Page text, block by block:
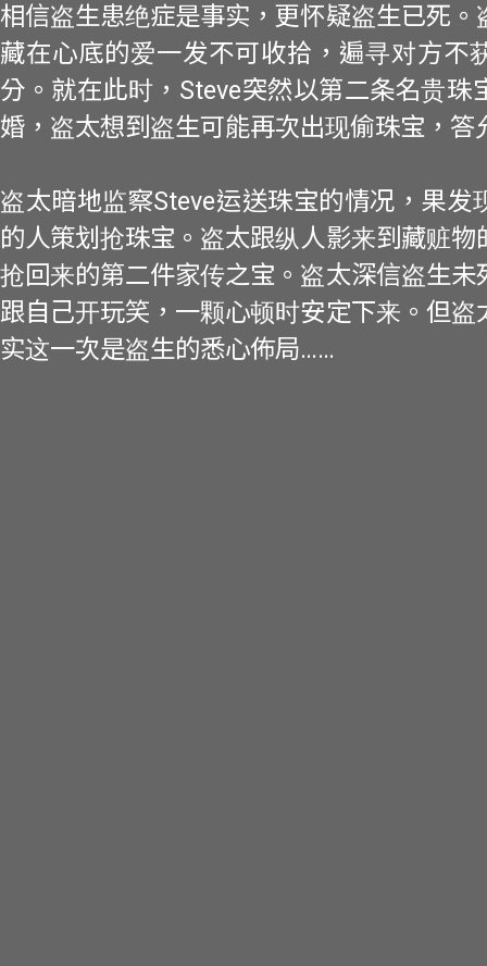
相信盗生患绝症是事实，更怀疑盗生已死。
藏在心底的爱一发不可收拾，遍寻对方不
分。就在此时，Steve突然以第二条名贵珠
婚，盗太想到盗生可能再次出现偷珠宝，答
盗太暗地监察Steve运送珠宝的情况，果发
的人策划抢珠宝。盗太跟纵人影来到藏赃物
抢回来的第二件家传之宝。盗太深信盗生未
跟自己开玩笑，一颗心顿时安定下来。但盗
实这一次是盗生的悉心佈局……